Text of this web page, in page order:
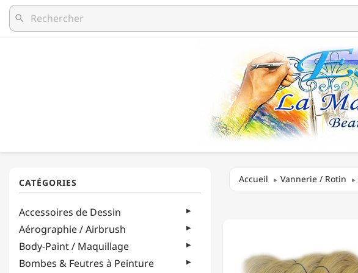
search
Accessoires de Dessin
Aérographie / Airbrush
Body-Paint / Maquillage
Bombes & Feutres à Peinture
Accueil Vannerie / Rotin